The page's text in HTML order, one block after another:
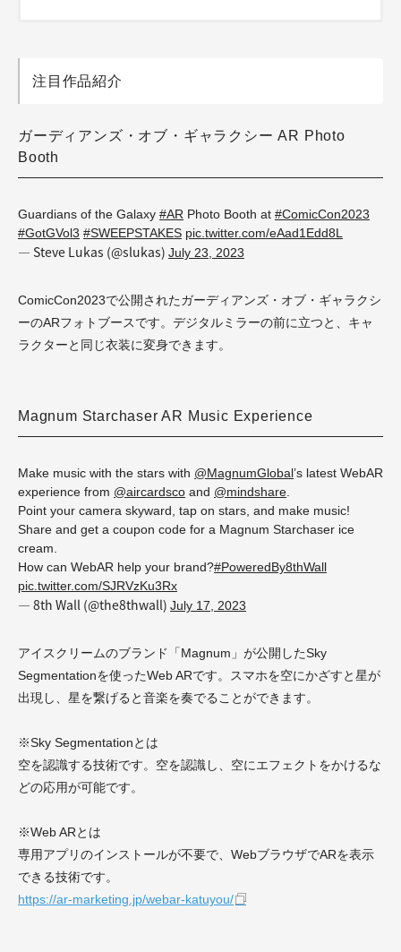
注目作品紹介
ガーディアンズ・オブ・ギャラクシー AR Photo
Booth
Guardians of the Galaxy #AR Photo Booth at #ComicCon2023
#GotGVol3 #SWEEPSTAKES pic.twitter.com/eAad1Edd8L
— Steve Lukas (@slukas) July 23, 2023
ComicCon2023で公開されたガーディアンズ・オブ・ギャラクシ
ーのARフォトブースです。 デジタルミラーの前に立つと、キャ
ラクターと同じ衣装に変身できます。
Magnum Starchaser AR Music Experience
Make music with the stars with @MagnumGlobal’s latest WebAR
experience from @aircardsco and @mindshare
Point your camera skyward, tap on stars, and make music!
Share and get a coupon code for a Magnum Starchaser ice
cream.
How can WebAR help your brand?#PoweredBy8thWall
pic.twitter.com/SJRVzKu3Rx
— 8th Wall (@the8thwall) July 17, 2023
アイスクリームのブランド「Magnum」が公開したSky
Segmentationを使ったWeb ARです。スマホを空にかざすと星が
出現し、星を繋げると音楽を奏でることができます。
※Sky Segmentationとは
空を認識する技術です。空を認識し、空にエフェクトをかけるな
どの応用が可能です。
※Web ARとは
専用アプリのインストールが不要で、WebブラウザでARを表示
できる技術です。
https://ar-marketing.jp/webar-katuyou/